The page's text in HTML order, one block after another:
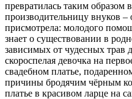
превратилась таким образом
производительницу внуков
присмотрела: молодого
знает о существовании в
зависимых от чудесных
скороспелая девочка на
свадебном платье,
причины бродячим чёрным
платье в красивом ларце на